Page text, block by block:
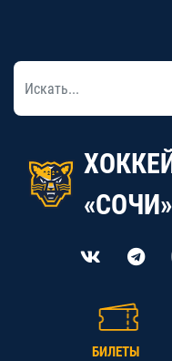
«СОЧИ»
БИЛЕТЫ